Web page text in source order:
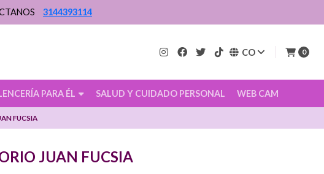
CO 0
PARA ÉL SALUD Y CUIDADO PERSONAL WEB CAM
3144393114
FUCSIA
JUAN FUCSIA